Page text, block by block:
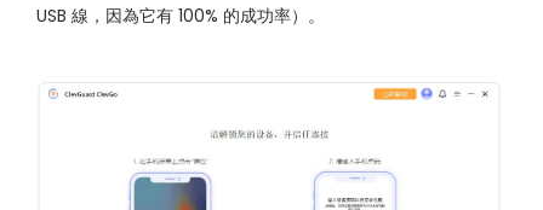
USB 線，因為它有 100% 的成功率）。